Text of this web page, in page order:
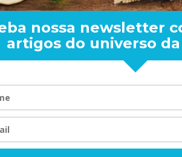
RAND
VISTA
nossa newsletter
artigos do universo